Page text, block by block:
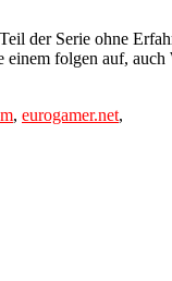
der Serie ohne
einem folgen auf, auch
, eurogamer.net,